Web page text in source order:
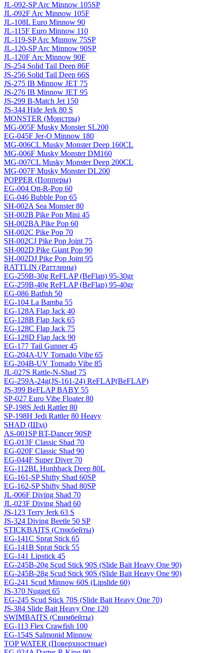
JL-092-SP Arc Minnow 105SP
JL-092F Arc Minnow 105F
JL-108L Euro Minnow 90
JL-115F Euro Minnow 110
JL-119-SP Arc Minnow 75SP
JL-120-SP Arc Minnow 90SP
JL-120F Arc Minnow 90F
JS-254 Solid Tail Deep 86F
JS-256 Solid Tail Deep 66S
JS-275 IB Minnow JET 75
JS-276 IB Minnow JET 95
JS-299 B-Match Jet 150
JS-344 Hide Jerk 80 S
MONSTER (Монстры)
MG-005F Musky Monster SL200
EG-045F Jer-O Minnow 180
MG-006CL Musky Monster Deep 160CL
MG-006F Musky Monster DM160
MG-007CL Musky Monster Deep 200CL
MG-007F Musky Monster DL200
POPPER (Попперы)
EG-004 Ott-R-Pop 60
EG-046 Bubble Pop 65
SH-002A Sea Monster 80
SH-002B Pike Pop Mini 45
SH-002BA Pike Pop 60
SH-002C Pike Pop 70
SH-002CJ Pike Pop Joint 75
SH-002D Pike Giant Pop 90
SH-002DJ Pike Pop Joint 95
RATTLIN (Раттлины)
EG-259B-30g ReFLAP (BeFlap) 95-30gr
EG-259B-40g ReFLAP (BeFlap) 95-40gr
EG-086 Batfish 50
EG-104 La Bamba 55
EG-128A Flap Jack 40
EG-128B Flap Jack 65
EG-128C Flap Jack 75
EG-128D Flap Jack 90
EG-177 Tail Gunner 45
EG-204A-UV Tornado Vibe 65
EG-204B-UV Tornado Vibe 85
JL-027S Rattle-N-Shad 75
EG-259A-24g(JS-161-24) ReFLAP(BeFLAP)
JS-399 BeFLAP BABY 55
SP-027 Euro Vibe Floater 80
SP-198S Jedi Rattler 80
SP-198H Jedi Rattler 80 Heavy
SHAD (Шэд)
AS-001SP BT-Dancer 90SP
EG-013F Classic Shad 70
EG-020F Classic Shad 90
EG-044F Super Diver 70
EG-112BL Hunhback Deep 80L
EG-161-SP Shifty Shad 60SP
EG-162-SP Shifty Shad 80SP
JL-006F Diving Shad 70
JL-023F Diving Shad 60
JS-123 Terry Jerk 63 S
JS-324 Diving Beetle 50 SP
STICKBAITS (Стикбейты)
EG-141C Sprat Stick 65
EG-141B Sprat Stick 55
EG-141 Lipstick 45
EG-245B-20g Scud Stick 90S (Slide Bait Heavy One 90)
EG-245B-28g Scud Stick 90S (Slide Bait Heavy One 90)
EG-241 Scud Minnow 60S (Lipslide 60)
JS-370 Nugget 65
EG-245 Scud Stick 70S (Slide Bait Heavy One 70)
JS-384 Slide Bait Heavy One 120
SWIMBAITS (Свимбейты)
EG-113 Flex Crawfish 100
EG-154S Salmonid Minnow
TOP WATER (Поверхностные)